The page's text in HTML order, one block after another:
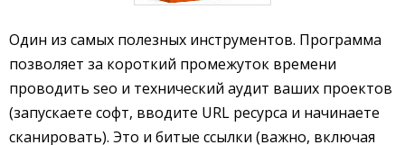
Один из самых полезных инструментов. Программа
позволяет за короткий промежуток времени
проводить seo и технический аудит ваших проектов
(запускаете софт, вводите URL ресурса и начинаете
сканировать). Это и битые ссылки (важно, включая